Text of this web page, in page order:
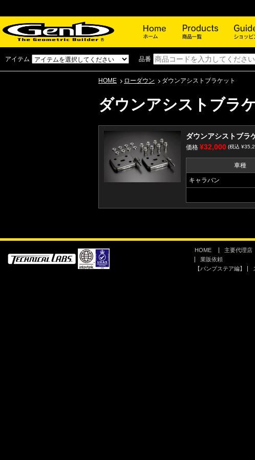
アイテム 品番
HOME ローダウン ダウンアシストブラケット
ダウンアシストブラ
ダウンアシストブラ
価格 ¥32,000 (税込
車種
キャラバン
HOME 主要代理店
業販依頼
【バンプステア編】